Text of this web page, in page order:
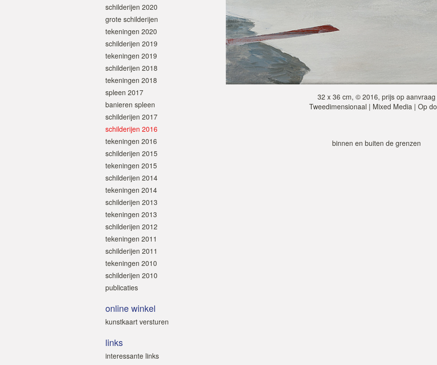
32 x 36 cm, © 2016, prijs op aanvraag
Tweedimensionaal | Mixed Media | Op
binnen en buiten de grenzen
schilderijen 2020
grote schilderijen
tekeningen 2020
schilderijen 2019
tekeningen 2019
schilderijen 2018
tekeningen 2018
spleen 2017
banieren spleen
schilderijen 2017
schilderijen 2016
tekeningen 2016
schilderijen 2015
tekeningen 2015
schilderijen 2014
tekeningen 2014
schilderijen 2013
tekeningen 2013
schilderijen 2012
tekeningen 2011
schilderijen 2011
tekeningen 2010
schilderijen 2010
publicaties
online winkel
kunstkaart versturen
links
interessante links